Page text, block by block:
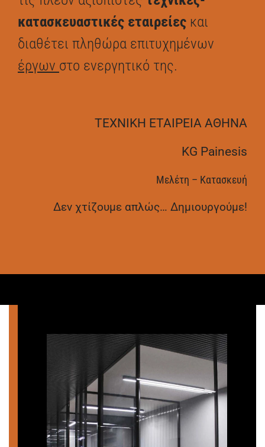
κατασκευαστικές εταιρείες και
διαθέτει πληθώρα επιτυχημένων
έργων στο ενεργητικό της.
ΤΕΧΝΙΚΗ ΕΤΑΙΡΕΙΑ ΑΘΗΝΑ
KG Painesis
Μελέτη – Κατασκευή
Δεν χτίζουμε απλώς… Δημιουργούμε!